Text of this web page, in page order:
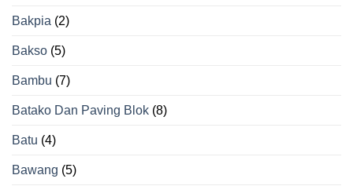
Bakpia (2)
Bakso (5)
Bambu (7)
Batako Dan Paving Blok (8)
Batu (4)
Bawang (5)